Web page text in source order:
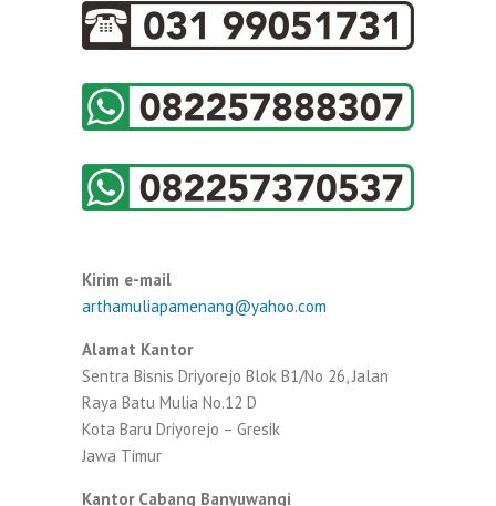
Kirim e-mail
arthamuliapamenang@yahoo.com
Alamat Kantor
Sentra Bisnis Driyorejo Blok B1/No 26, Jalan
Raya Batu Mulia No.12 D
Kota Baru Driyorejo – Gresik
Jawa Timur
Kantor Cabang Banyuwangi